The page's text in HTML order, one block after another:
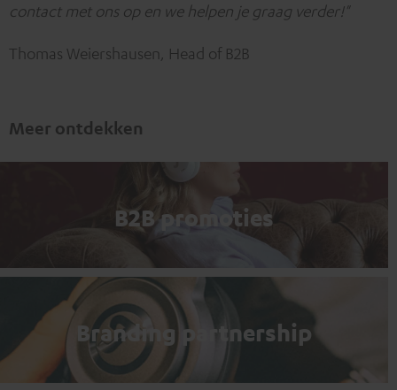
contact met ons op en we helpen je graag verder!"
Thomas Weiershausen, Head of B2B
Meer ontdekken
B2B promoties
Branding partnership